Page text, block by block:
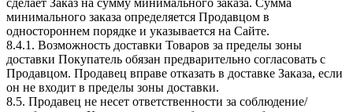
минимального заказа определяется Продавцом в
одностороннем порядке и указывается на Сайте.
8.4.1. Возможность доставки Товаров за пределы зоны
доставки Покупатель обязан предварительно согласовать с
Продавцом. Продавец вправе отказать в доставке Заказа, если
он не входит в пределы зоны доставки.
8.5. Продавец не несет ответственности за соблюдение/